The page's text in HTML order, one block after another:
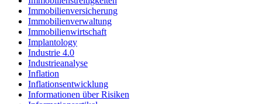
Immobilienversicherung
Immobilienverwaltung
Immobilienwirtschaft
Implantology
Industrie 4.0
Industrieanalyse
Inflation
Inflationsentwicklung
Informationen über Risiken